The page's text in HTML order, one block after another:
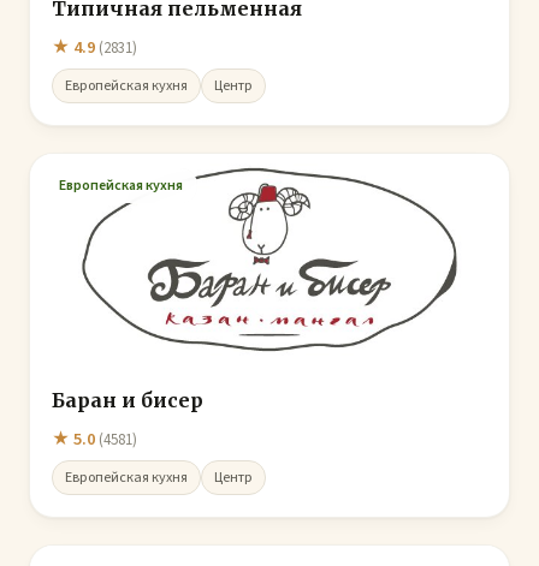
Типичная пельменная
★ 4.9 (2831)
Европейская кухня Центр
Европейская кухня
Баран и бисер
★ 5.0 (4581)
Европейская кухня Центр